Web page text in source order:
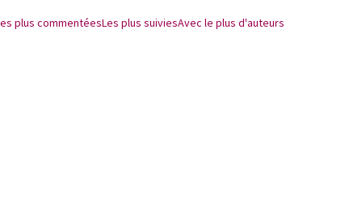
plus commentéesLes plus suiviesAvec le plus d'auteurs